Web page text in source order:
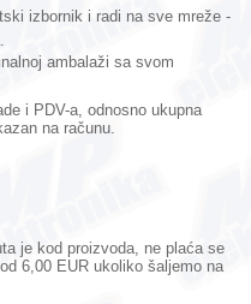
izbornik i radi na sve mreže -
ambalaži sa svom
i PDV-a, odnosno ukupna
na računu.
je kod proizvoda, ne plaća se
6,00 EUR ukoliko šaljemo na